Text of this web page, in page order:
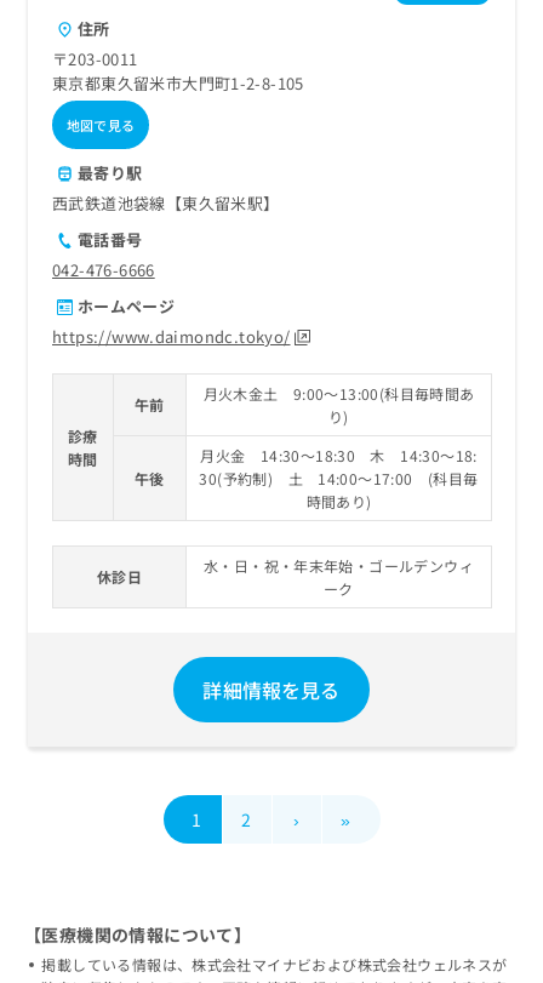
住所
〒203-0011
東京都東久留米市大門町1-2-8-105
地図で見る
最寄り駅
西武鉄道池袋線【東久留米駅】
電話番号
042-476-6666
ホームページ
https://www.daimondc.tokyo/
診療
時間
午前
月火木金土 9:00～13:00(科目毎時間あ
り)
午後
月火金 14:30～18:30 木 14:30～18:
30(予約制) 土 14:00～17:00 (科目毎
時間あり)
休診日
水・日・祝・年末年始・ゴールデンウィ
ーク
詳細情報を見る
1 2 › »
【医療機関の情報について】
掲載している情報は、株式会社マイナビおよび株式会社ウェルネスが